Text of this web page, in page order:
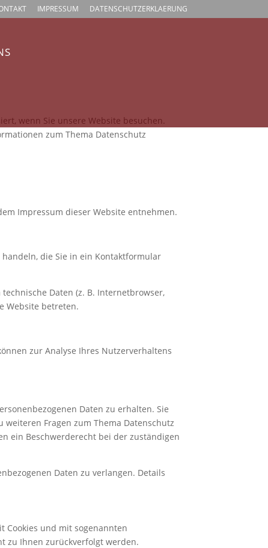
IMPRESSUM DATENSCHUTZERKLAERUNG
wenn Sie unsere Website besuchen.
zum Thema Datenschutz
Impressum dieser Website entnehmen.
die Sie in ein Kontaktformular
Daten (z. B. Internetbrowser,
Website betreten.
zur Analyse Ihres Nutzerverhaltens
Daten zu erhalten. Sie
Fragen zum Thema Datenschutz
ein Beschwerderecht bei der zuständigen
Daten zu verlangen. Details
Cookies und mit sogenannten
zu Ihnen zurückverfolgt werden.